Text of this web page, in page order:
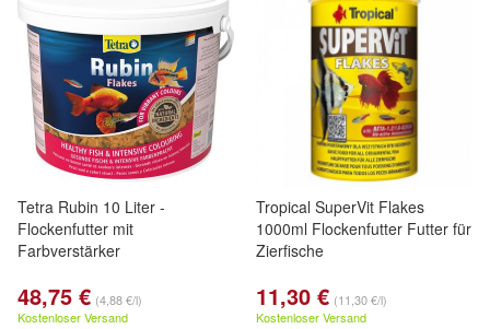
Tetra Rubin 10 Liter -
Flockenfutter mit
Farbverstärker
48,75 € (4,88 €/l)
Kostenloser Versand
Tropical SuperVit Flakes
1000ml Flockenfutter Futter für
Zierfische
11,30 € (11,30 €/l)
Kostenloser Versand